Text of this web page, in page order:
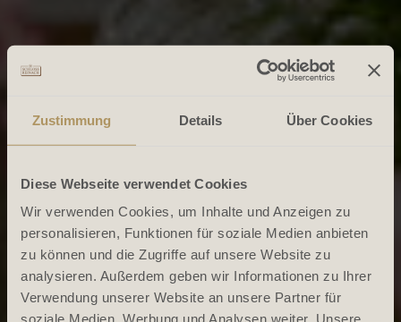
Zustimmung Details Über Cookies
Diese Webseite verwendet Cookies
Wir verwenden Cookies, um Inhalte und Anzeigen zu
personalisieren, Funktionen für soziale Medien anbieten
zu können und die Zugriffe auf unsere Website zu
analysieren. Außerdem geben wir Informationen zu Ihrer
Verwendung unserer Website an unsere Partner für
soziale Medien, Werbung und Analysen weiter. Unsere